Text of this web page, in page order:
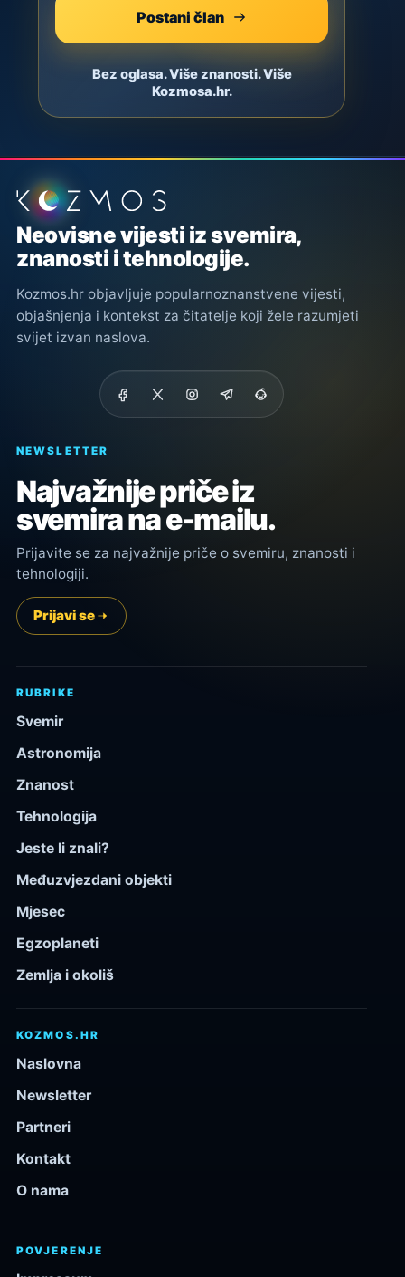
Postani član
Bez oglasa. Više znanosti. Više
Kozmosa.hr.
Podnožje stranice
Neovisne vijesti iz svemira,
znanosti i tehnologije.
Kozmos.hr objavljuje popularnoznanstvene vijesti,
objašnjenja i kontekst za čitatelje koji žele razumjeti
svijet izvan naslova.
NEWSLETTER
Najvažnije priče iz
svemira na e-mailu.
Prijavite se za najvažnije priče o svemiru, znanosti i
tehnologiji.
Prijavi se
RUBRIKE
Svemir
Astronomija
Znanost
Tehnologija
Jeste li znali?
Međuzvjezdani objekti
Mjesec
Egzoplaneti
Zemlja i okoliš
KOZMOS.HR
Naslovna
Newsletter
Partneri
Kontakt
O nama
POVJERENJE